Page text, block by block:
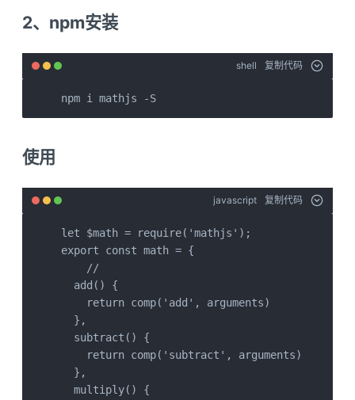
2、npm安装
shell 复制代码
npm i mathjs -S
使用
javascript 复制代码
let $math = require('mathjs');
export const math = {
    //
  add() {
    return comp('add', arguments)
  },
  subtract() {
    return comp('subtract', arguments)
  },
  multiply() {